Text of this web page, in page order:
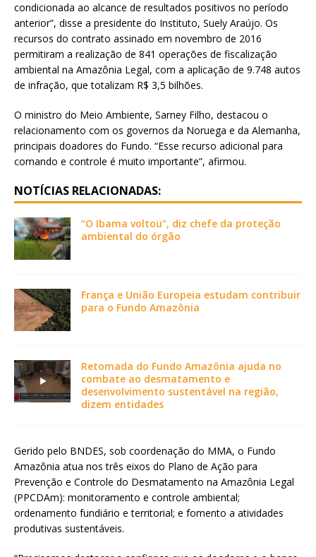
condicionada ao alcance de resultados positivos no período
anterior”, disse a presidente do Instituto, Suely Araújo. Os
recursos do contrato assinado em novembro de 2016
permitiram a realização de 841 operações de fiscalização
ambiental na Amazônia Legal, com a aplicação de 9.748 autos
de infração, que totalizam R$ 3,5 bilhões.
O ministro do Meio Ambiente, Sarney Filho, destacou o
relacionamento com os governos da Noruega e da Alemanha,
principais doadores do Fundo. “Esse recurso adicional para
comando e controle é muito importante”, afirmou.
NOTÍCIAS RELACIONADAS:
“O Ibama voltou”, diz chefe da proteção
ambiental do órgão
França e União Europeia estudam contribuir
para o Fundo Amazônia
Retomada do Fundo Amazônia ajuda no
combate ao desmatamento e
desenvolvimento sustentável na região,
dizem entidades
Gerido pelo BNDES, sob coordenação do MMA, o Fundo
Amazônia atua nos três eixos do Plano de Ação para
Prevenção e Controle do Desmatamento na Amazônia Legal
(PPCDAm): monitoramento e controle ambiental;
ordenamento fundiário e territorial; e fomento a atividades
produtivas sustentáveis.